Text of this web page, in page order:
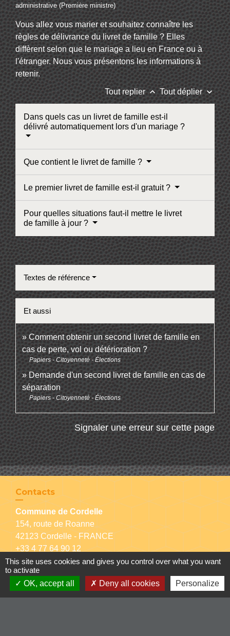
administrative (Première ministre)
Vous allez vous marier et souhaitez connaître les
règles de délivrance du livret de famille ? Elles
diffèrent selon que le mariage a lieu en France ou à
l'étranger. Nous vous présentons les informations à
retenir.
Tout replierkeyboard_arrow_up Tout déplierkeyboard_arrow_down
Dans quels cas un livret de famille est-il
délivré automatiquement lors d'un mariage ?
Que contient le livret de famille ?
Le premier livret de famille est-il gratuit ?
Pour quelles situations faut-il mettre le livret
de famille à jour ?
Textes de référence
Et aussi
Comment obtenir un second livret de famille en
cas de perte, vol ou détérioration ?
Papiers - Citoyenneté - Élections
Demande d'un second livret de famille en cas de
séparation
Papiers - Citoyenneté - Élections
Signaler une erreur sur cette page
Contacts
Commune de Cordelle
154, route de Roanne
42123 Cordelle - FRANCE
+33 4 77 64 90 12
Contact par formulaire
This site uses cookies and gives you control over what you want
to activate
OK, accept all
Deny all cookies Personalize